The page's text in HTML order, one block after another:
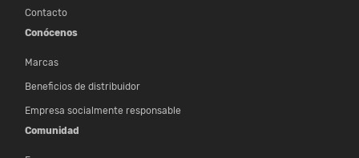
Contacto
Conócenos
Marcas
Beneficios de distribuidor
Empresa socialmente responsable
Comunidad